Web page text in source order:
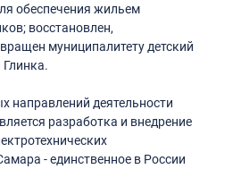
обеспечения жильем
восстановлен,
муниципалитету детский
Глинка.
направлений деятельности
разработка и внедрение
- единственное в России